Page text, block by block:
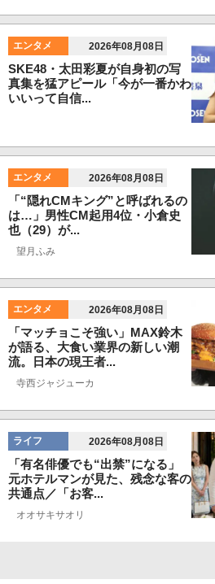
エンタメ 2026年08月08日
SKE48・太田彩夏が自身初の写
真集を猛アピール「今が一番かわ
いいって自信...
エンタメ 2026年08月08日
「“隠れCMキング”と呼ばれるの
は…」男性CM起用4位・小倉史
也（29）が...
望月ふみ
エンタメ 2026年08月08日
「マッチョこそ強い」MAX鈴木
が語る、大食い業界の新しい潮
流。日本の現王者...
寺西ジャジューカ
ライフ 2026年08月08日
「有名俳優でも“出禁”になる」
元ホテルマンが見た、残念な客の
共通点／「お客...
オオサキサオリ